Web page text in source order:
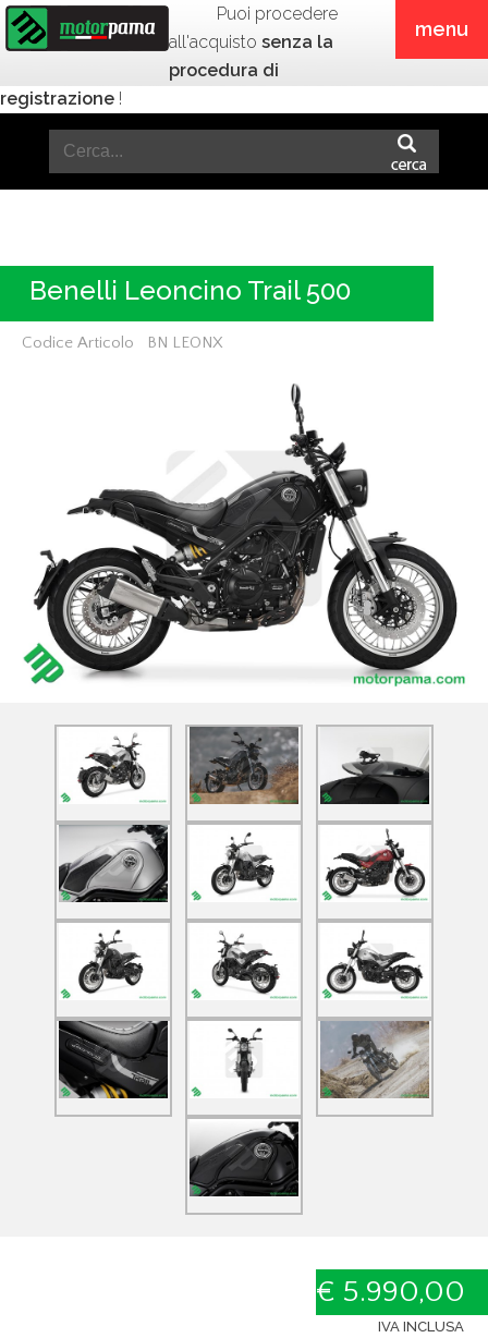
menu
Puoi procedere
all'acquisto senza la
procedura di
registrazione !
Benelli Leoncino Trail 500
Codice Articolo BN LEONX
€ 5.990,00
IVA INCLUSA